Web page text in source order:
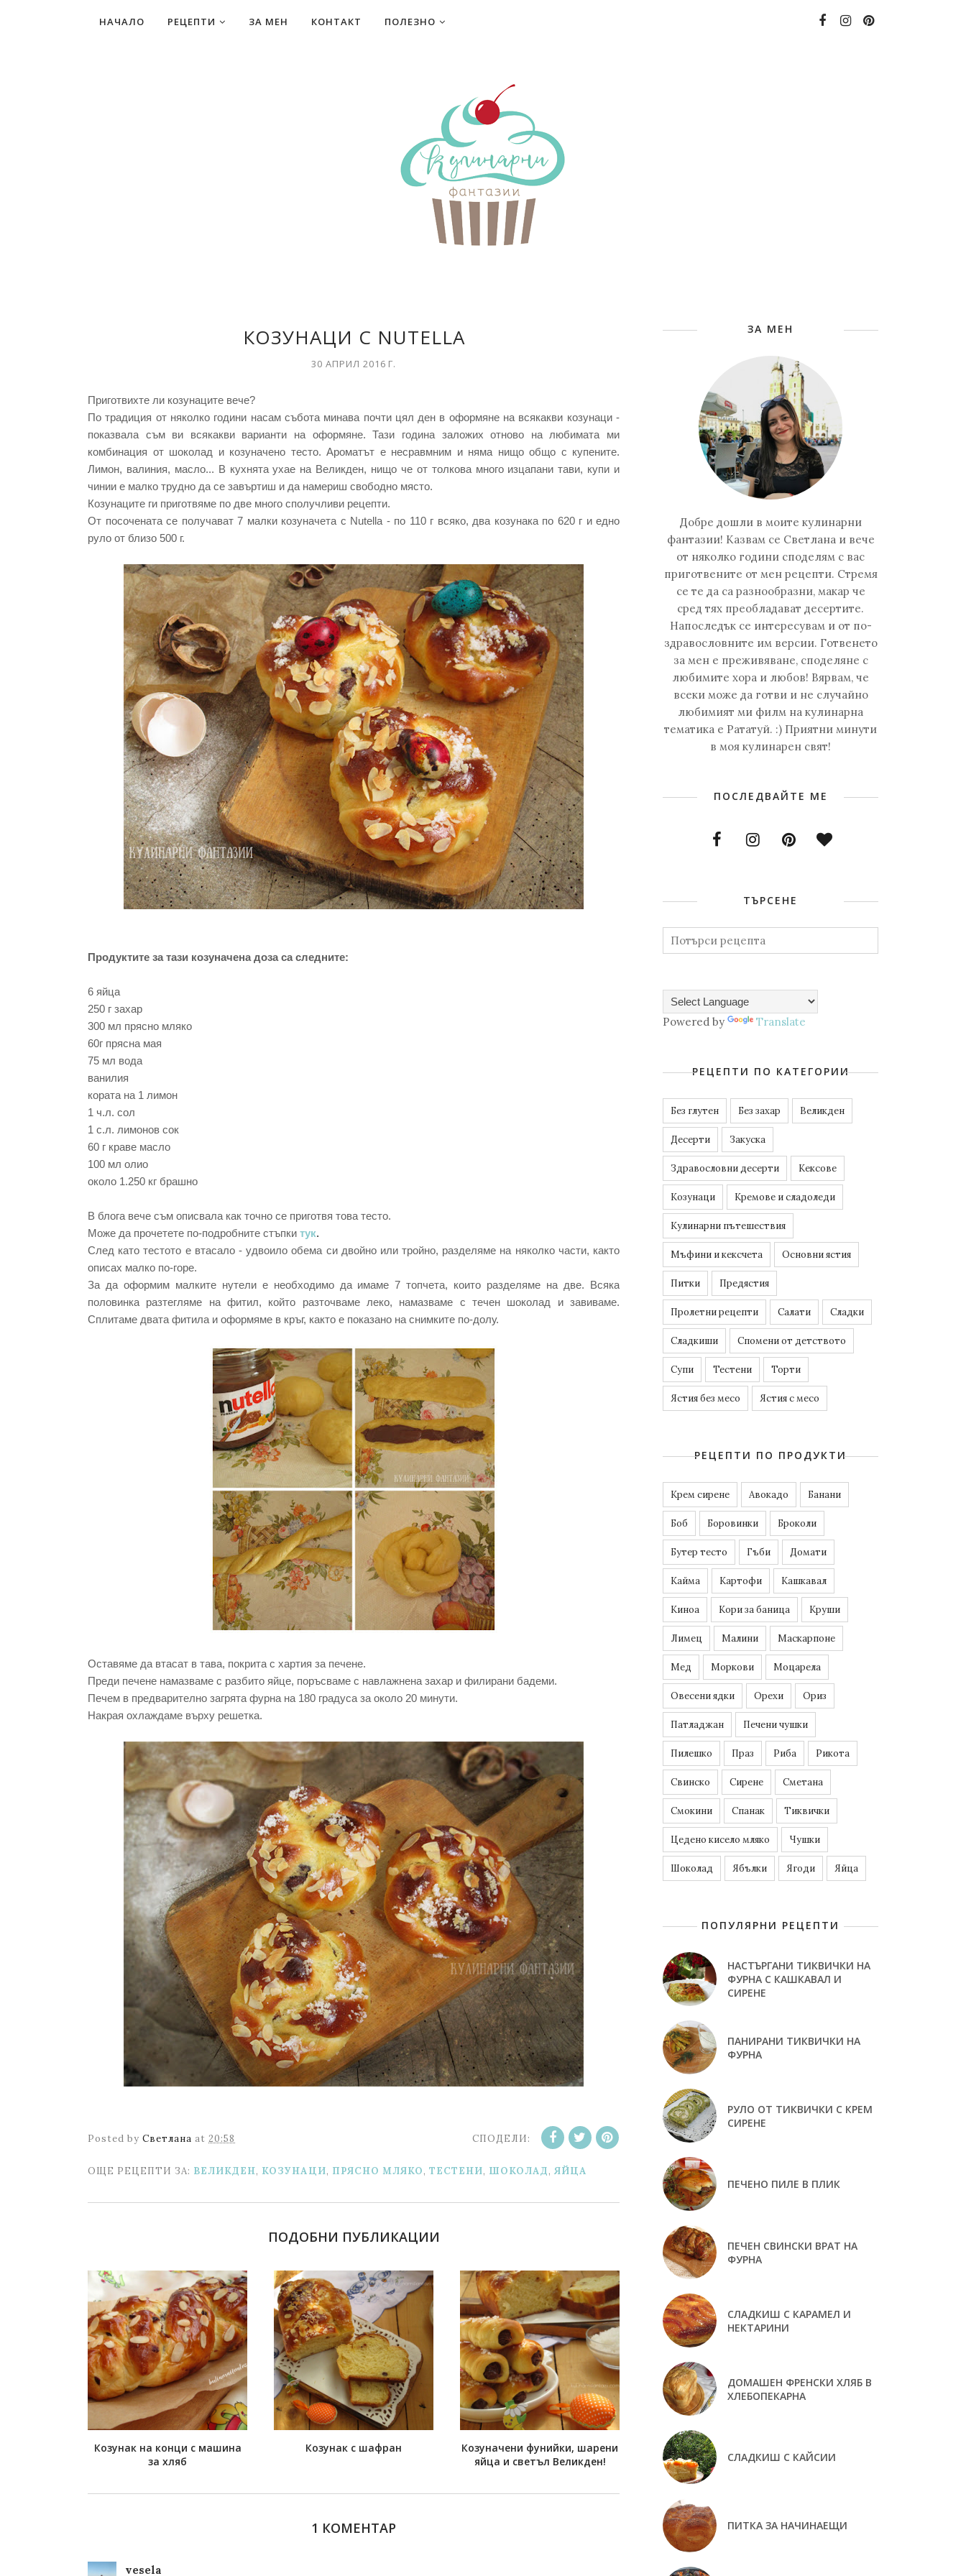
НАЧАЛО РЕЦЕПТИ ЗА МЕН КОНТАКТ ПОЛЕЗНО
КОЗУНАЦИ С NUTELLA
30 АПРИЛ 2016 Г.
Приготвихте ли козунаците вече?
По традиция от няколко години насам събота минава почти цял ден в оформяне на всякакви козунаци -
показвала съм ви всякакви варианти на оформяне. Тази година заложих отново на любимата ми
комбинация от шоколад и козуначено тесто. Ароматът е несравмним и няма нищо общо с купените.
Лимон, валиния, масло... В кухнята ухае на Великден, нищо че от толкова много изцапани тави, купи и
чинии е малко трудно да се завъртиш и да намериш свободно място.
Козунаците ги приготвяме по две много сполучливи рецепти.
От посочената се получават 7 малки козуначета с Nutella - по 110 г всяко, два козунака по 620 г и едно
руло от близо 500 г.
Продуктите за тази козуначена доза са следните:
6 яйца
250 г захар
300 мл прясно мляко
60г прясна мая
75 мл вода
ванилия
кората на 1 лимон
1 ч.л. сол
1 с.л. лимонов сок
60 г краве масло
100 мл олио
около 1.250 кг брашно
В блога вече съм описвала как точно се приготвя това тесто.
Може да прочетете по-подробните стъпки тук.
След като тестото е втасало - удвоило обема си двойно или тройно, разделяме на няколко части, както
описах малко по-горе.
За да оформим малките нутели е необходимо да имаме 7 топчета, които разделяме на две. Всяка
половинка разтегляме на фитил, който разточваме леко, намазваме с течен шоколад и завиваме.
Сплитаме двата фитила и оформяме в кръг, както е показано на снимките по-долу.
Оставяме да втасат в тава, покрита с хартия за печене.
Преди печене намазваме с разбито яйце, поръсваме с навлажнена захар и филирани бадеми.
Печем в предварително загрята фурна на 180 градуса за около 20 минути.
Накрая охлаждаме върху решетка.
Posted by Светлана at 20:58 СПОДЕЛИ:
ОЩЕ РЕЦЕПТИ ЗА: ВЕЛИКДЕН, КОЗУНАЦИ, ПРЯСНО МЛЯКО, ТЕСТЕНИ, ШОКОЛАД, ЯЙЦА
ПОДОБНИ ПУБЛИКАЦИИ
Козунак на конци с машина
за хляб
Козунак с шафран
Козуначени фунийки, шарени
яйца и светъл Великден!
1 КОМЕНТАР
vesela
ЗА МЕН
Добре дошли в моите кулинарни
фантазии! Казвам се Светлана и вече
от няколко години споделям с вас
приготвените от мен рецепти. Стремя
се те да са разнообразни, макар че
сред тях преобладават десертите.
Напоследък се интересувам и от по-
здравословните им версии. Готвенето
за мен е преживяване, споделяне с
любимите хора и любов! Вярвам, че
всеки може да готви и не случайно
любимият ми филм на кулинарна
тематика е Рататуй. :) Приятни минути
в моя кулинарен свят!
ПОСЛЕДВАЙТЕ МЕ
ТЪРСЕНЕ
Powered by Translate
РЕЦЕПТИ ПО КАТЕГОРИИ
Без глутен Без захар Великден
Десерти Закуска
Здравословни десерти Кексове
Козунаци Кремове и сладоледи
Кулинарни пътешествия
Мъфини и кексчета Основни ястия
Питки Предястия
Пролетни рецепти Салати Сладки
Сладкиши Спомени от детството
Супи Тестени Торти
Ястия без месо Ястия с месо
РЕЦЕПТИ ПО ПРОДУКТИ
Kрем сирене Авокадо Банани
Боб Боровинки Броколи
Бутер тесто Гъби Домати
Кайма Картофи Кашкавал
Киноа Кори за баница Круши
Лимец Малини Маскарпоне
Мед Моркови Моцарела
Овесени ядки Орехи Ориз
Патладжан Печени чушки
Пилешко Праз Риба Рикота
Свинско Сирене Сметана
Смокини Спанак Тиквички
Цедено кисело мляко Чушки
Шоколад Ябълки Ягоди Яйца
ПОПУЛЯРНИ РЕЦЕПТИ
НАСТЪРГАНИ ТИКВИЧКИ НА
ФУРНА С КАШКАВАЛ И
СИРЕНЕ
ПАНИРАНИ ТИКВИЧКИ НА
ФУРНА
РУЛО ОТ ТИКВИЧКИ С КРЕМ
СИРЕНЕ
ПЕЧЕНО ПИЛЕ В ПЛИК
ПЕЧЕН СВИНСКИ ВРАТ НА
ФУРНА
СЛАДКИШ С КАРАМЕЛ И
НЕКТАРИНИ
ДОМАШЕН ФРЕНСКИ ХЛЯБ В
ХЛЕБОПЕКАРНА
СЛАДКИШ С КАЙСИИ
ПИТКА ЗА НАЧИНАЕЩИ